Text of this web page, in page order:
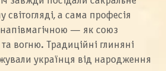
світогляді, а сама професія
— як союз
вогню. Традиційні глиняні
українця від народження